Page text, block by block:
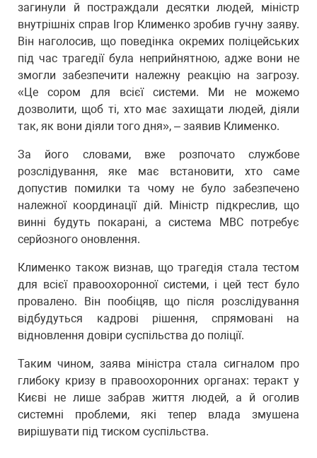
загинули й постраждали десятки людей, міністр
внутрішніх справ Ігор Клименко зробив гучну заяву.
Він наголосив, що поведінка окремих поліцейських
під час трагедії була неприйнятною, адже вони не
змогли забезпечити належну реакцію на загрозу.
«Це сором для всієї системи. Ми не можемо
дозволити, щоб ті, хто має захищати людей, діяли
так, як вони діяли того дня», – заявив Клименко.
За його словами, вже розпочато службове
розслідування, яке має встановити, хто саме
допустив помилки та чому не було забезпечено
належної координації дій. Міністр підкреслив, що
винні будуть покарані, а система МВС потребує
серйозного оновлення.
Клименко також визнав, що трагедія стала тестом
для всієї правоохоронної системи, і цей тест було
провалено. Він пообіцяв, що після розслідування
відбудуться кадрові рішення, спрямовані на
відновлення довіри суспільства до поліції.
Таким чином, заява міністра стала сигналом про
глибоку кризу в правоохоронних органах: теракт у
Києві не лише забрав життя людей, а й оголив
системні проблеми, які тепер влада змушена
вирішувати під тиском суспільства.